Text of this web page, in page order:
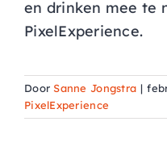
en drinken mee te
PixelExperience.
DoorSanne Jongstra |
PixelExperience